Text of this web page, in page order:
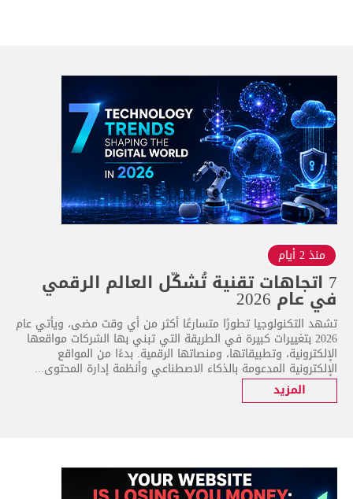
منذ 2 أيام
7 اتجاهات تقنية تُشكّل العالم الرقمي
في عام 2026
تشهد التكنولوجيا تطورًا متسارعًا أكثر من أي وقت مضى، ويأتي عام
2026 بتغييرات كبيرة في الطريقة التي تبني بها الشركات مواقعها
الإلكترونية، وتطبيقاتها، ومنصاتها الرقمية. بدءًا من المواقع
الإلكترونية المدعومة بالذكاء الاصطناعي وأنظمة إدارة المحتوى...
المزيد